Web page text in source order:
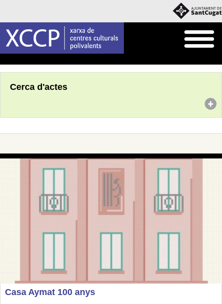
Cerca d'actes
Casa Aymat 100 anys